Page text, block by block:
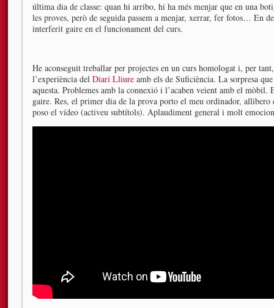
última dia de classe: quan hi arribo, hi ha més menjar que en una
les proves, però de seguida passem a menjar, xerrar, fer fotos… En
interferit gaire en el funcionament del curs.
He aconseguit treballar per projectes en un curs homologat i, per
l’experiència del Diari Lliure amb els de Suficiència. La sorpresa
aquesta. Problemes amb la connexió i l’acaben veient amb el
gaire. Res, el primer dia de la prova porto el meu ordinador,
poso el vídeo (activeu subtítols). Aplaudiment general i molt